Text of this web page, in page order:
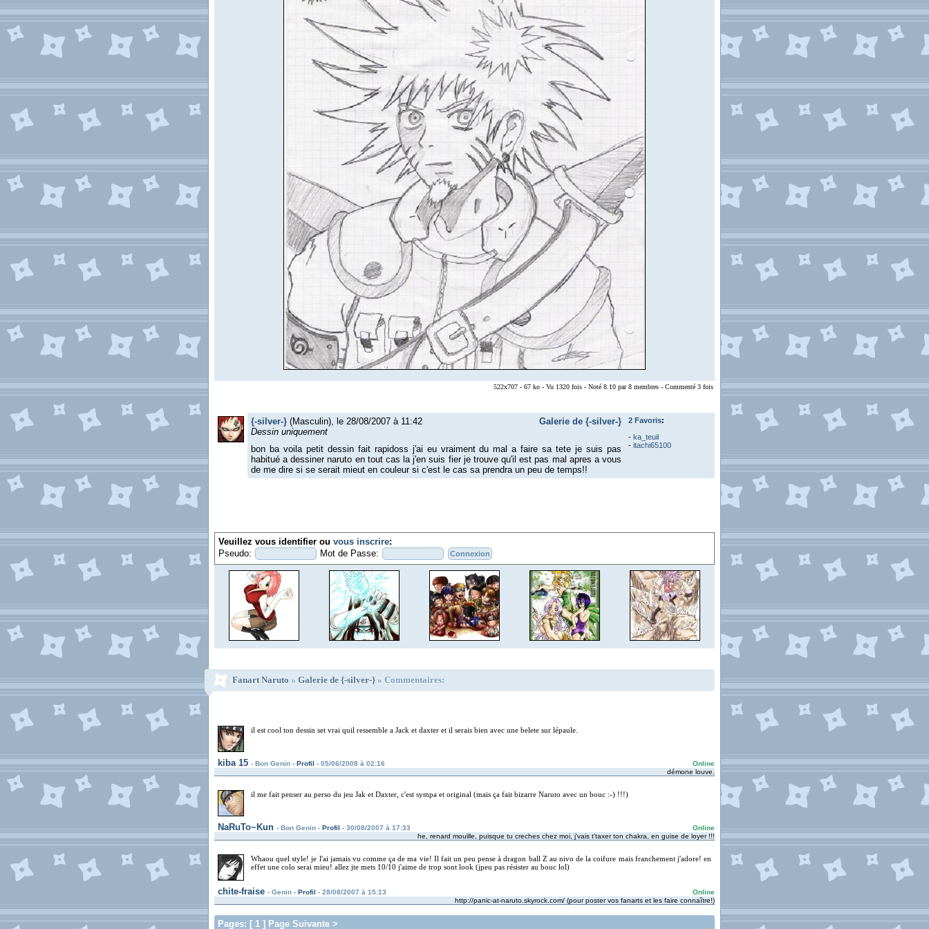
522x707 - 67 ko - Vu 1320 fois - Noté 8.10 par 8 membres - Commenté 3 fois
{-silver-} (Masculin), le 28/08/2007 à 11:42
Dessin uniquement
Galerie de {-silver-} 2 Favoris:
- ka_teuil
- itachi65100
bon ba voila petit dessin fait rapidoss j'ai eu vraiment du mal a faire sa tete je suis pas
habitué a dessiner naruto en tout cas la j'en suis fier je trouve qu'il est pas mal apres a vous
de me dire si se serait mieut en couleur si c'est le cas sa prendra un peu de temps!!
Veuillez vous identifier ou vous inscrire:
Pseudo:
Mot de Passe:
Fanart Naruto » Galerie de {-silver-} » Commentaires:
il est cool ton dessin set vrai quil ressemble a Jack et daxter et il serais bien avec une belete sur lépaule.
kiba 15 - Bon Genin - Profil - 05/06/2008 à 02:16
Online
démone louve.
il me fait penser au perso du jeu Jak et Daxter, c'est sympa et original (mais ça fait bizarre Naruto avec un bouc :-) !!!)
NaRuTo~Kun - Bon Genin - Profil - 30/08/2007 à 17:33
Online
he, renard mouille, puisque tu creches chez moi, j'vais t'taxer ton chakra, en guise de loyer !!!
Whaou quel style! je l'ai jamais vu comme ça de ma vie! Il fait un peu pense à dragon ball Z au nivo de la coifure mais franchement j'adore! en
effet une colo serai mieu! allez jte mets 10/10 j'aime de trop sont look (jpeu pas résister au bouc lol)
chite-fraise - Genin - Profil - 28/08/2007 à 15:13
Online
http://panic-at-naruto.skyrock.com/ (pour poster vos fanarts et les faire connaître!)
Pages: [ 1 ] Page Suivante >